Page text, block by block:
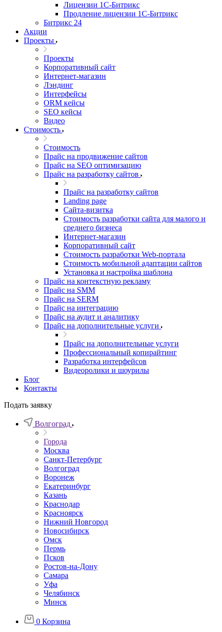
Лицензии 1С-Битрикс
Продление лицензии 1С-Битрикс
Битрикс 24
Акции
Проекты
Проекты
Корпоративный сайт
Интернет-магазин
Лэндинг
Интерфейсы
ORM кейсы
SEO кейсы
Видео
Стоимость
Стоимость
Прайс на продвижение сайтов
Прайс на SEO оптимизацию
Прайс на разработку сайтов
Прайс на разработку сайтов
Landing page
Cайта-визитка
Стоимость разработки сайта для малого и
среднего бизнеса
Интернет-магазин
Корпоративный сайт
Стоимость разработки Web-портала
Стоимость мобильной адаптации сайтов
Установка и настройка шаблона
Прайс на контекстную рекламу
Прайс на SMM
Прайс на SERM
Прайс на интеграцию
Прайс на аудит и аналитику
Прайс на дополнительные услуги
Прайс на дополнительные услуги
Профессиональный копирайтинг
Разработка интерфейсов
Видеоролики и шоурилы
Блог
Контакты
Подать заявку
Волгоград
Города
Москва
Санкт-Петербург
Волгоград
Воронеж
Екатеринбург
Казань
Краснодар
Красноярск
Нижний Новгород
Новосибирск
Омск
Пермь
Псков
Ростов-на-Дону
Самара
Уфа
Челябинск
Минск
0 Корзина